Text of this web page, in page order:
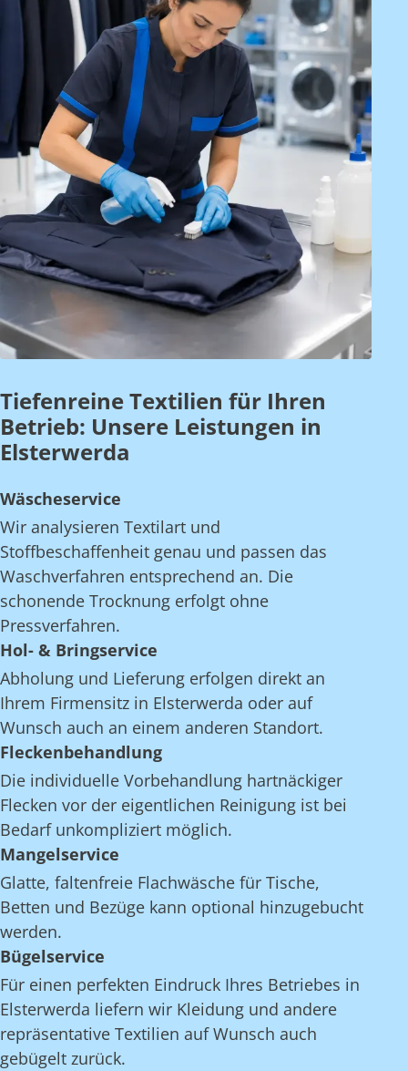
Tiefenreine Textilien für Ihren
Betrieb: Unsere Leistungen in
Elsterwerda
Wäscheservice
Wir analysieren Textilart und
Stoffbeschaffenheit genau und passen das
Waschverfahren entsprechend an. Die
schonende Trocknung erfolgt ohne
Pressverfahren.
Hol- & Bringservice
Abholung und Lieferung erfolgen direkt an
Ihrem Firmensitz in Elsterwerda oder auf
Wunsch auch an einem anderen Standort.
Fleckenbehandlung
Die individuelle Vorbehandlung hartnäckiger
Flecken vor der eigentlichen Reinigung ist bei
Bedarf unkompliziert möglich.
Mangelservice
Glatte, faltenfreie Flachwäsche für Tische,
Betten und Bezüge kann optional hinzugebucht
werden.
Bügelservice
Für einen perfekten Eindruck Ihres Betriebes in
Elsterwerda liefern wir Kleidung und andere
repräsentative Textilien auf Wunsch auch
gebügelt zurück.